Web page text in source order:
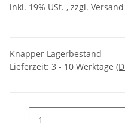
inkl. 19% USt. , zzgl. Versand
Knapper Lagerbestand
Lieferzeit: 3 - 10 Werktage